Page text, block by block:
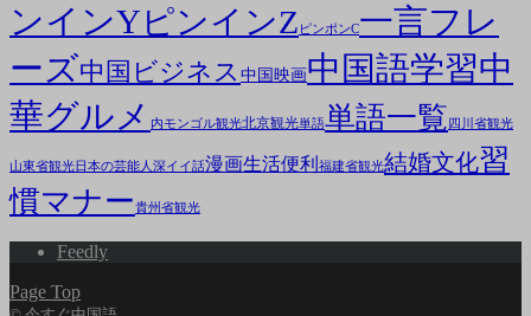
ンインYピンインZ ピンポンC一言フレ
ーズ中国ビジネス 中国映画中国語学習中
華グルメ
内モンゴル観光北京観光単語単語一覧 四川省観光
山東省観光日本の芸能人 深イイ話漫画生活便利 福建省観光結婚文化習
慣マナー貴州省観光
Feedly
Page Top